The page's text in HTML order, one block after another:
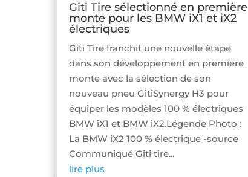
Giti Tire sélectionné en première
monte pour les BMW iX1 et iX2
électriques
Giti Tire franchit une nouvelle étape
dans son développement en première
monte avec la sélection de son
nouveau pneu GitiSynergy H3 pour
équiper les modèles 100 % électriques
BMW iX1 et BMW iX2.Légende Photo :
La BMW iX2 100 % électrique -source
Communiqué Giti tire...
lire plus